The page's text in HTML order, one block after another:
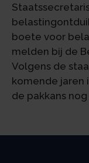
boete voor
melden bij de
Volgens de
komende jaren
de pakkans